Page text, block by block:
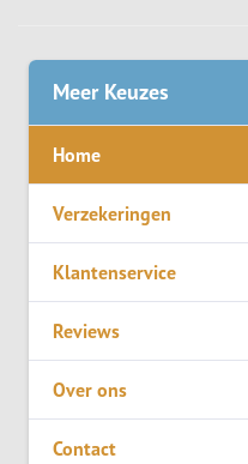
Meer Keuzes
Home
Verzekeringen
Klantenservice
Reviews
Over ons
Contact